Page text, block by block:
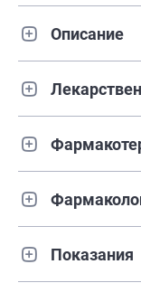
Описание
Показания